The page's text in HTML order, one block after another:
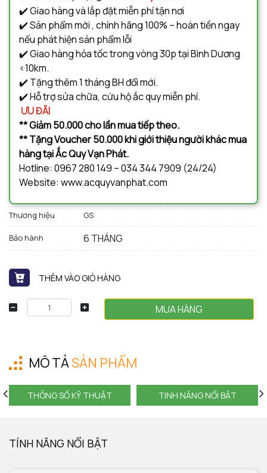
✔️ Giao hàng và lắp đặt miễn phí tận nơi
✔️ Sản phẩm mới , chính hãng 100% – hoàn tiền ngay
nếu phát hiện sản phẩm lỗi
✔️ Giao hàng hỏa tốc trong vòng 30p tại Bình Dương
<10km.
✔️ Tặng thêm 1 tháng BH đổi mới.
✔️ Hỗ trợ sửa chữa, cứu hộ ắc quy miễn phí.
ƯU ĐÃI
** Giảm 50.000 cho lần mua tiếp theo.
** Tặng Voucher 50.000 khi giới thiệu người khác mua
hàng tại Ắc Quy Vạn Phát.
Hotline: 0967 280 149 – 034 344 7909 (24/24)
Website: www.acquyvanphat.com
Thương hiệu GS
Bảo hành 6 THÁNG
THÊM VÀO GIỎ HÀNG
MUA HÀNG
MÔ TẢSẢN PHẨM
THÔNG SỐ KỸ THUẬT TINH NĂNG NỔI BẬT
TÍNH NĂNG NỔI BẬT